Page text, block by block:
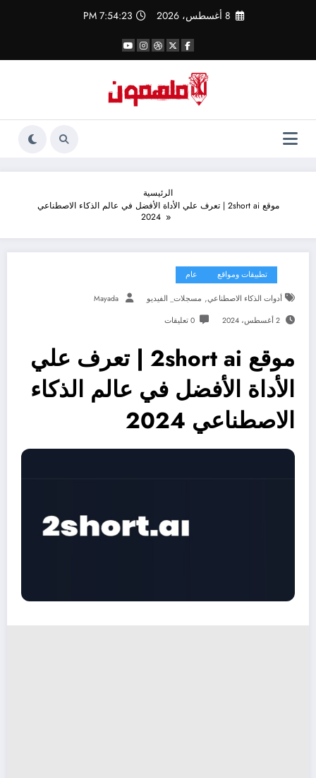
8 أغسطس، 2026 7:54:24 PM
الرئيسية
موقع 2short ai | تعرف علي الأداة الأفضل في عالم الذكاء الاصطناعي
2024
تطبيقات ومواقع عام
أدوات الذكاء الاصطناعي, مسجلات_ الفيديو Mayada
2 أغسطس، 2024 0 تعليقات
موقع 2short ai | تعرف علي
الأداة الأفضل في عالم الذكاء
الاصطناعي 2024